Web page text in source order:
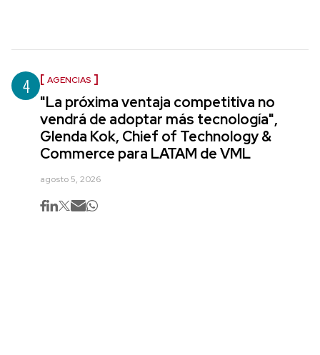
4 AGENCIAS
"La próxima ventaja competitiva no
vendrá de adoptar más tecnología",
Glenda Kok, Chief of Technology &
Commerce para LATAM de VML
agosto 5, 2026